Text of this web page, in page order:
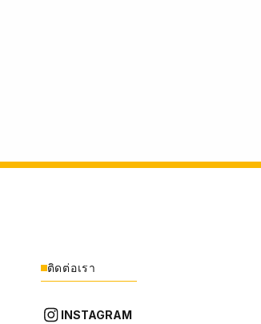
ติดต่อเรา
INSTAGRAM